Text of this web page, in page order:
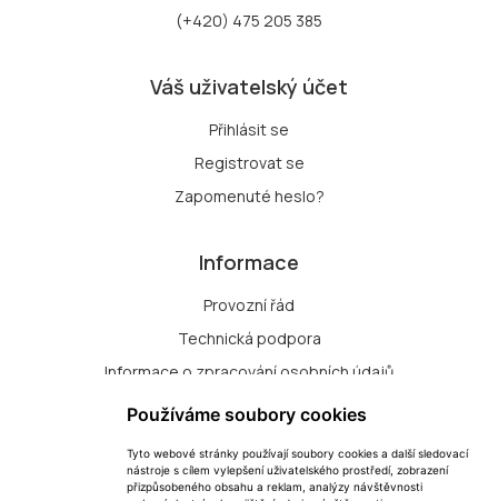
Používáme soubory cookies
Tyto webové stránky používají soubory cookies a další sledovací
nástroje s cílem vylepšení uživatelského prostředí, zobrazení
přizpůsobeného obsahu a reklam, analýzy návštěvnosti
(+420) 475 205 385
Váš uživatelský účet
Přihlásit se
Registrovat se
Zapomenuté heslo?
Informace
Provozní řád
Technická podpora
Informace o zpracování osobních údajů
Zásady zpracování souborů cookie
Přihlášení k odběru nových dražeb
Změna nastavení cookie